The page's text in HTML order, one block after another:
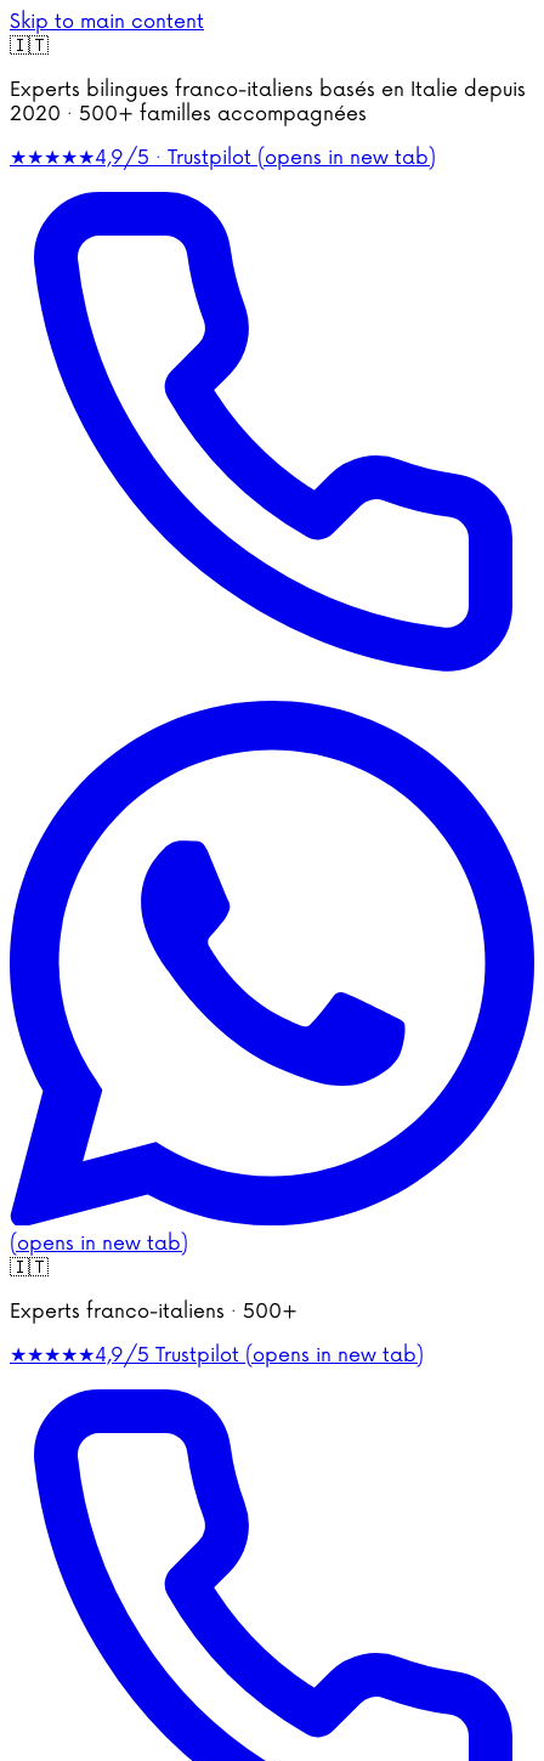
Skip to main content
🇮🇹
Experts bilingues franco-italiens basés en Italie depuis
2020 · 500+ familles accompagnées
★★★★★4,9/5 · Trustpilot (opens in new tab)
(opens in new tab)
🇮🇹
Experts franco-italiens · 500+
★★★★★4,9/5 Trustpilot (opens in new tab)